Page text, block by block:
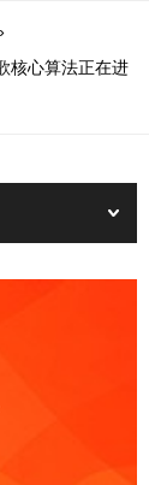
核心算法正在进